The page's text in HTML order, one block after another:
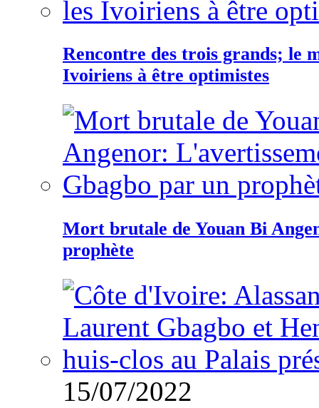
Rencontre des trois grands; le
Ivoiriens à être optimistes
Mort brutale de Youan Bi
prophète
15/07/2022